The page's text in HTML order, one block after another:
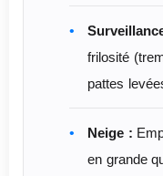
frilosité
pattes
Neige :
en grande